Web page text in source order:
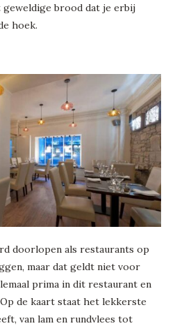
brood dat je erbij
hoek.
doorlopen als restaurants op
maar dat geldt niet voor
prima in dit restaurant en
de kaart staat het lekkerste
van lam en rundvlees tot